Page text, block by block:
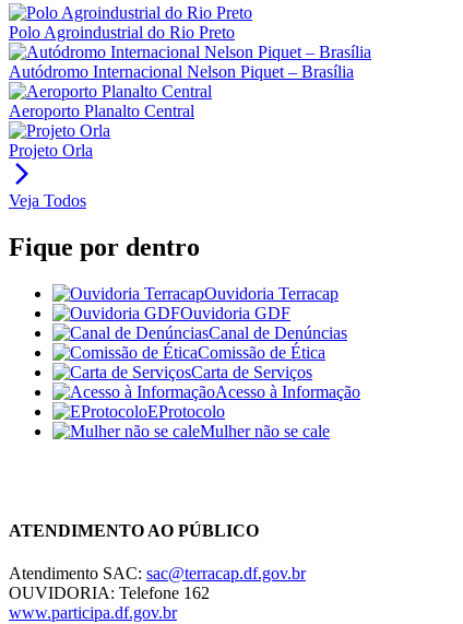
Polo Agroindustrial do Rio Preto
Autódromo Internacional Nelson Piquet – Brasília
Aeroporto Planalto Central
Projeto Orla
arrow_forward_ios
Veja Todos
Fique por dentro
Ouvidoria Terracap
Ouvidoria GDF
Canal de Denúncias
Comissão de Ética
Carta de Serviços
Acesso à Informação
EProtocolo
Mulher não se cale
ATENDIMENTO AO PÚBLICO
Atendimento SAC: sac@terracap.df.gov.br
OUVIDORIA: Telefone 162
www.participa.df.gov.br